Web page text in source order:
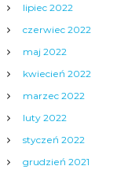
lipiec 2022
czerwiec 2022
maj 2022
kwiecień 2022
marzec 2022
luty 2022
styczeń 2022
grudzień 2021